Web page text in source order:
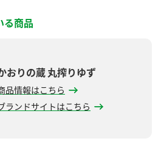
る商品
おりの蔵 丸搾りゆず
品情報はこちら
ランドサイトはこちら